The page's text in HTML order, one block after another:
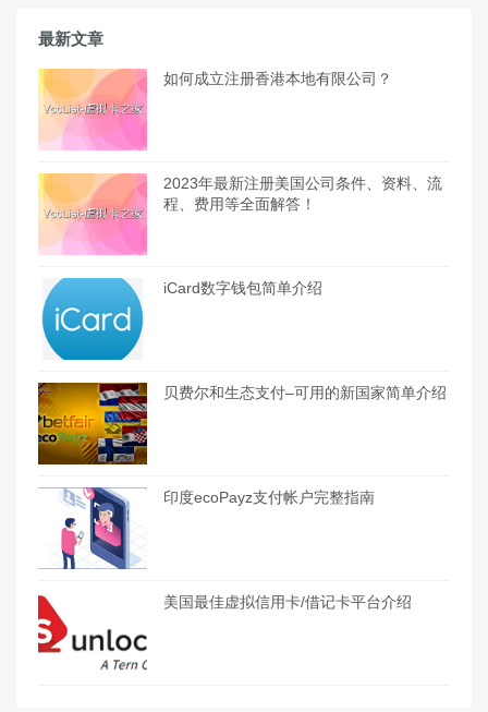
最新文章
如何成立注册香港本地有限公司？
2023年最新注册美国公司条件、资料、流
程、费用等全面解答！
iCard数字钱包简单介绍
贝费尔和生态支付–可用的新国家简单介绍
印度ecoPayz支付帐户完整指南
美国最佳虚拟信用卡/借记卡平台介绍